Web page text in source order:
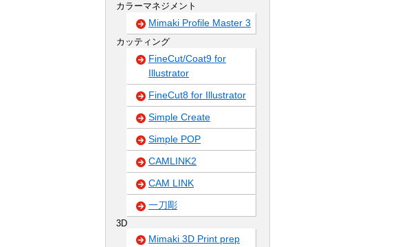
カラーマネジメント
Mimaki Profile Master 3
カッティング
FineCut/Coat9 for
Illustrator
FineCut8 for Illustrator
Simple Create
Simple POP
CAMLINK2
CAM LINK
一刀彫
3D
Mimaki 3D Print prep